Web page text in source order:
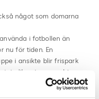
något som domarna
i fotbollen än
nu för tiden. En
i ansikte blir frispark
inte lika stor respekt
med fötter, men